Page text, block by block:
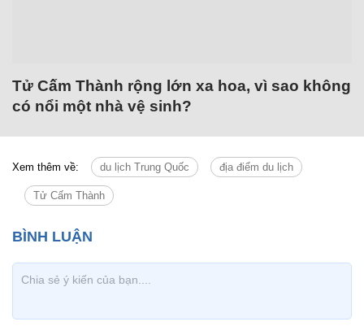
Tử Cấm Thành rộng lớn xa hoa, vì sao không
có nổi một nhà vệ sinh?
Xem thêm về: du lịch Trung Quốc địa điểm du lịch
Tử Cấm Thành